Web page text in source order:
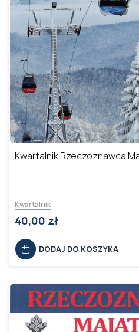
Kwartalnik Rzeczoznawca
Kwartalnik
40,00 zł
DODAJ DO KOSZYKA